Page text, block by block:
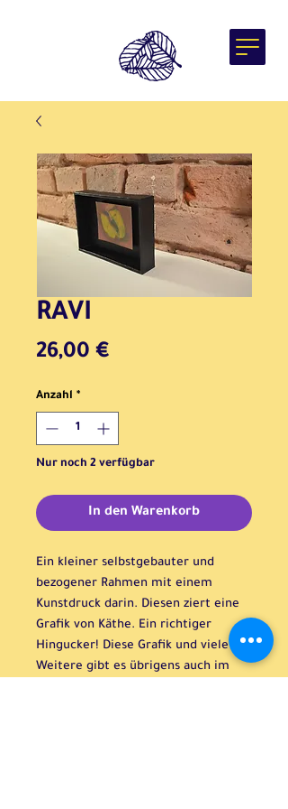
RAVI
26,00 €
Anzahl *
Nur noch 2 verfügbar
In den Warenkorb
Ein kleiner selbstgebauter und
bezogener Rahmen mit einem
Kunstdruck darin. Diesen ziert eine
Grafik von Käthe. Ein richtiger
Hingucker! Diese Grafik und viele
Weitere gibt es übrigens auch im